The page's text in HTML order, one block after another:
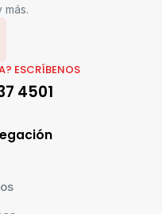
más.
ESCRÍBENOS
4501